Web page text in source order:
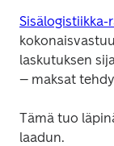
laskutuksen
– maksat
Tämä tuo
laadun.